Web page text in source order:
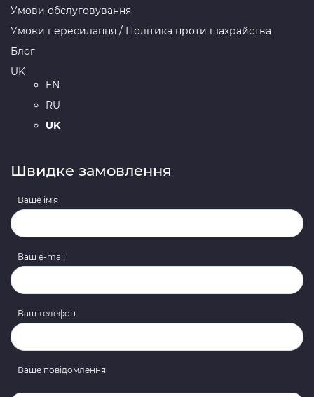
Умови обслуговування
Умови пересилання / Політика проти шахрайства
Блог
UK
EN
RU
UK
Швидке замовлення
Ваше ім'я
Ваш e-mail
Ваш телефон
Ваше повідомлення